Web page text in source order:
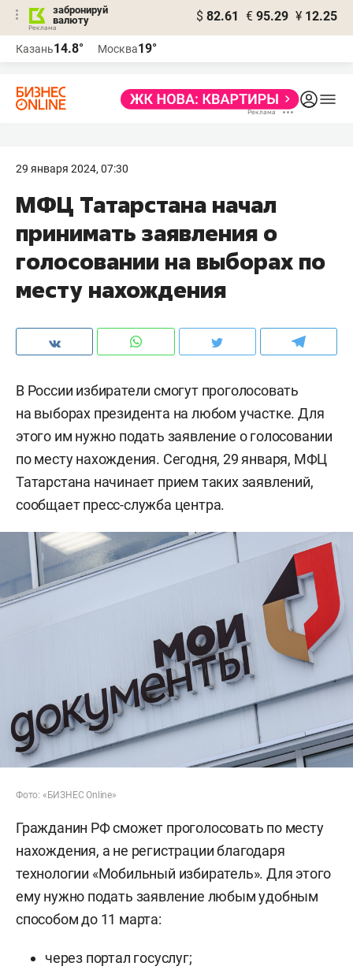
забронируй
валюту
$ 82.61 € 95.29 ¥ 12.25
Казань14.8° Москва19°
29 января 2024, 07:30
МФЦ Татарстана начал
принимать заявления о
голосовании на выборах по
месту нахождения
В России избиратели смогут проголосовать
на выборах президента на любом участке. Для
этого им нужно подать заявление о голосовании
по месту нахождения. Сегодня, 29 января, МФЦ
Татарстана начинает прием таких заявлений,
сообщает пресс-служба центра.
Фото: «БИЗНЕС Online»
Гражданин РФ сможет проголосовать по месту
нахождения, а не регистрации благодаря
технологии «Мобильный избиратель». Для этого
ему нужно подать заявление любым удобным
способом до 11 марта:
через портал госуслуг;